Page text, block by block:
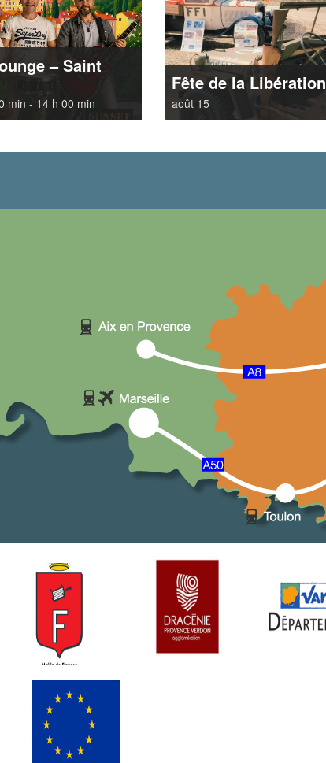
– Saint
min - 14 h 00 min
Fête de la Libération
août 15